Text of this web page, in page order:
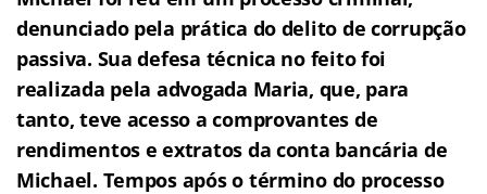
denunciado pela prática do delito de corrupção
passiva. Sua defesa técnica no feito foi
realizada pela advogada Maria, que, para
tanto, teve acesso a comprovantes de
rendimentos e extratos da conta bancária de
Michael. Tempos após o término do processo